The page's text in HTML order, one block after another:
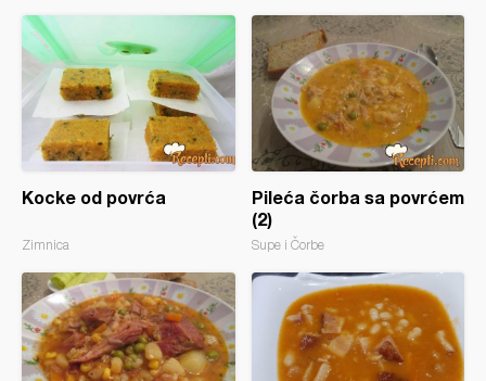
Kocke od povrća
Zimnica
Pileća čorba sa povrćem
(2)
Supe i Čorbe